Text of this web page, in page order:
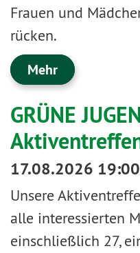
Frauen und
rücken.
Mehr
GRÜNE
17.08.2026
Unsere
alle interessierten
einschließlich 27,